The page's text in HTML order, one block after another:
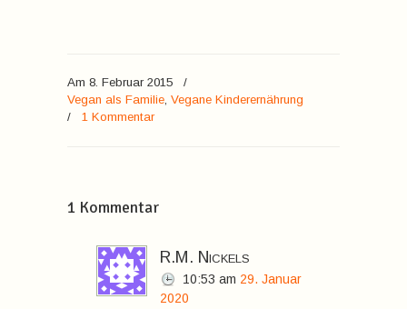
Am 8. Februar 2015
/
Vegan als Familie, Vegane Kinderernährung
/ 1 Kommentar
1 Kommentar
R.M. Nickels
10:53 am 29. Januar
2020